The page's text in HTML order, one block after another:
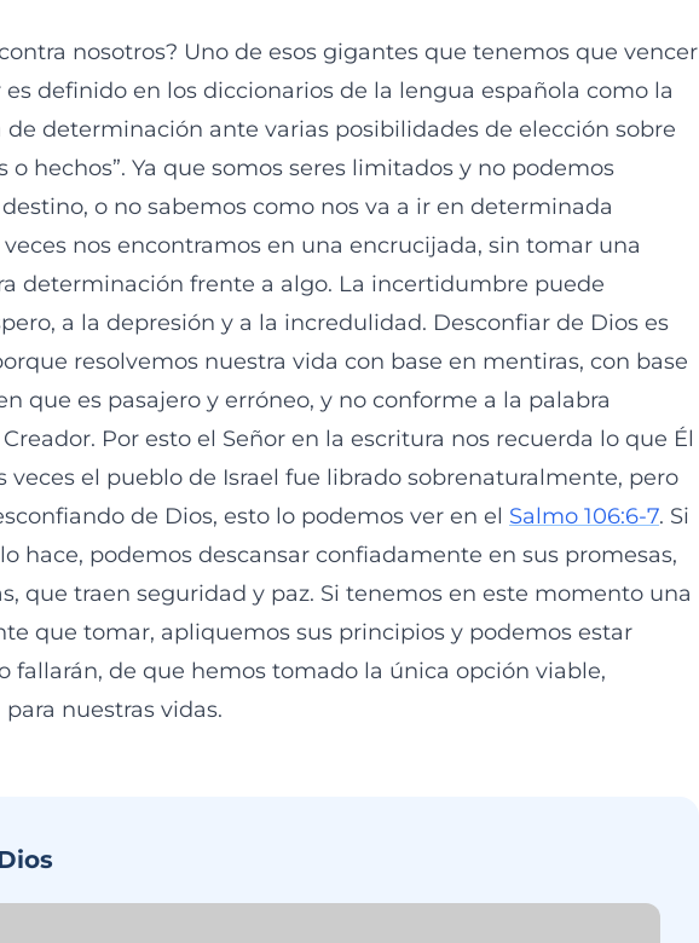
nosotros? Uno de esos gigantes que tenemos que vencer
definido en los diccionarios de la lengua española como la
de determinación ante varias posibilidades de elección sobre
o hechos”. Ya que somos seres limitados y no podemos
o no sabemos como nos va a ir en determinada
nos encontramos en una encrucijada, sin tomar una
determinación frente a algo. La incertidumbre puede
a la depresión y a la incredulidad. Desconfiar de Dios es
resolvemos nuestra vida con base en mentiras, con base
que es pasajero y erróneo, y no conforme a la palabra
Por esto el Señor en la escritura nos recuerda lo que Él
veces el pueblo de Israel fue librado sobrenaturalmente, pero
de Dios, esto lo podemos ver en el Salmo 106:6-7. Si
hace, podemos descansar confiadamente en sus promesas,
que traen seguridad y paz. Si tenemos en este momento una
que tomar, apliquemos sus principios y podemos estar
fallarán, de que hemos tomado la única opción viable,
nuestras vidas.